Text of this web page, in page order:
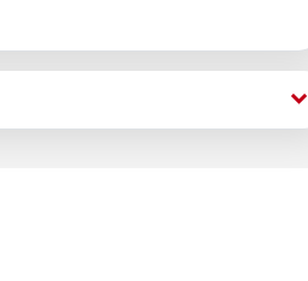
keyboard_arrow_down